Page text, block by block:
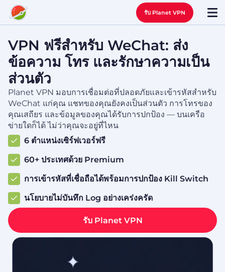
รับ Planet VPN
VPN ฟรีสำหรับ WeChat: ส่ง
ข้อความ โทร และรักษาความเป็น
ส่วนตัว
Planet VPN มอบการเชื่อมต่อที่ปลอดภัยและเข้ารหัสสำหรับ
WeChat แก่คุณ แชทของคุณยังคงเป็นส่วนตัว การโทรของ
คุณเสถียร และข้อมูลของคุณได้รับการปกป้อง — บนเครือ
ข่ายใดก็ได้ ไม่ว่าคุณจะอยู่ที่ไหน
6 ตำแหน่งเซิร์ฟเวอร์ฟรี
60+ ประเทศด้วย Premium
การเข้ารหัสที่เชื่อถือได้พร้อมการปกป้อง Kill Switch
นโยบายไม่บันทึก Log อย่างเคร่งครัด
รับ Planet VPN